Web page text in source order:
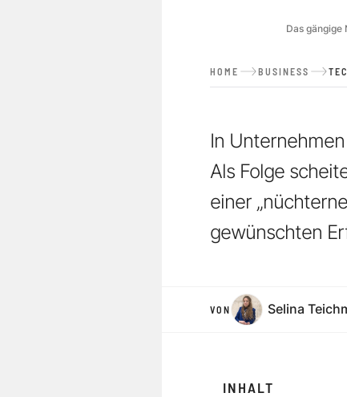
Das
HOME BUSINESS
In
Als Folge
einer
gewünschten
VON Selina
INHALT